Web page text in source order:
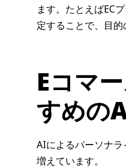
ます。たとえばEC
定することで、目的
Eコマ
すめの
AIによるパーソナ
増えています。